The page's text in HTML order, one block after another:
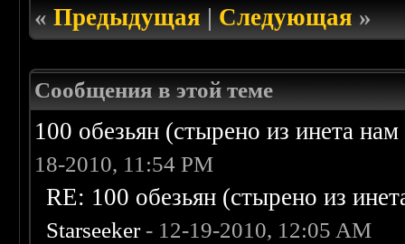
«Предыдущая|Следующая»
Сообщения в этой теме
100 обезьян (стырено из инета
18-2010, 11:54 PM
RE: 100 обезьян (стырено из
Starseeker- 12-19-2010, 12:05 AM